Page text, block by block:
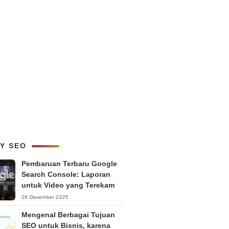
SEO
Pembaruan Terbaru Google
Search Console: Laporan
untuk Video yang Terekam
29 Desember 2025
Mengenal Berbagai Tujuan
SEO untuk Bisnis, karena